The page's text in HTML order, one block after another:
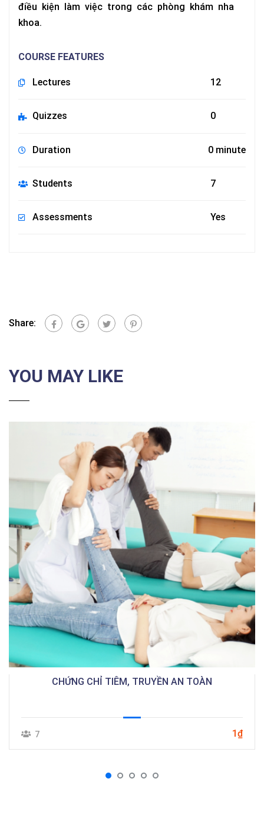
điều kiện làm việc trong các phòng khám nha
khoa.
COURSE FEATURES
Lectures 12
Quizzes 0
Duration 0 minute
Students 7
Assessments Yes
Share:
YOU MAY LIKE
CHỨNG CHỈ TIÊM, TRUYỀN AN TOÀN
7 1₫